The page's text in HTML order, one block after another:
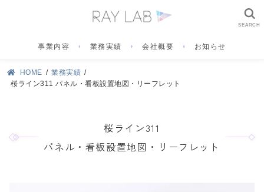
事業内容 業務実績 会社概要 お知らせ
SEARCH
HOME
業務実績
桜ライン311 パネル・看板設置地図・リーフレット
桜ライン311
パネル・看板設置地図・リーフレット